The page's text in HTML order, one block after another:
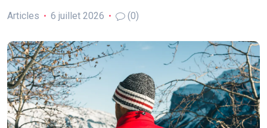
Articles 6 juillet 2026 (0)